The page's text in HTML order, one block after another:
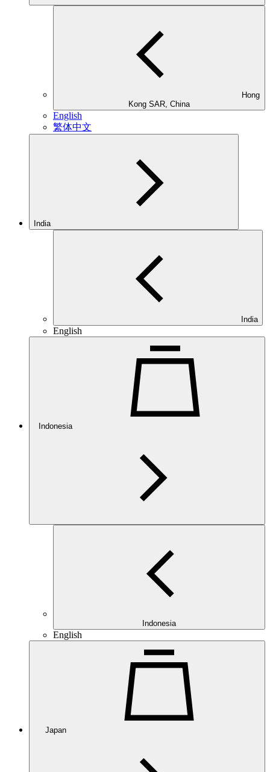
Kong SAR, China
English
繁体中文
India
India
English
Indonesia
Indonesia
English
Japan